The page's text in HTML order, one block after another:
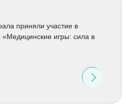
приняли участие в
«Медицинские игры: сила в